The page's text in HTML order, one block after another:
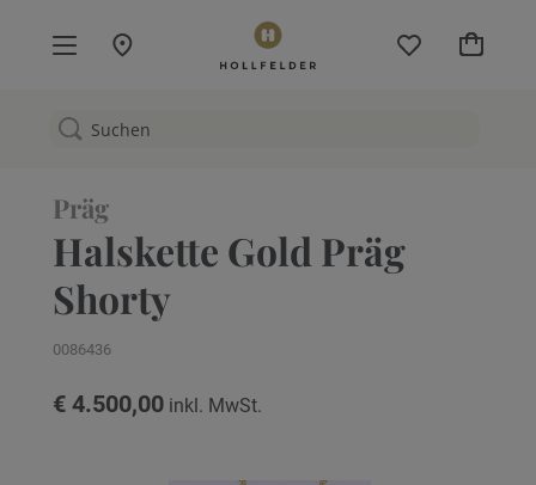
Mein
Präg
Halskette Gold Präg
Shorty
0086436
€ 4.500,00